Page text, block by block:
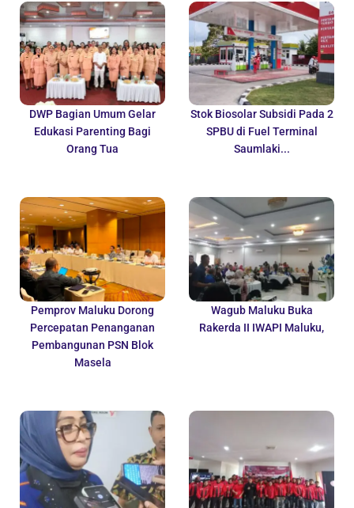
DWP Bagian Umum Gelar
Edukasi Parenting Bagi
Orang Tua
Stok Biosolar Subsidi Pada 2
SPBU di Fuel Terminal
Saumlaki...
Pemprov Maluku Dorong
Percepatan Penanganan
Pembangunan PSN Blok
Masela
Wagub Maluku Buka
Rakerda II IWAPI Maluku,